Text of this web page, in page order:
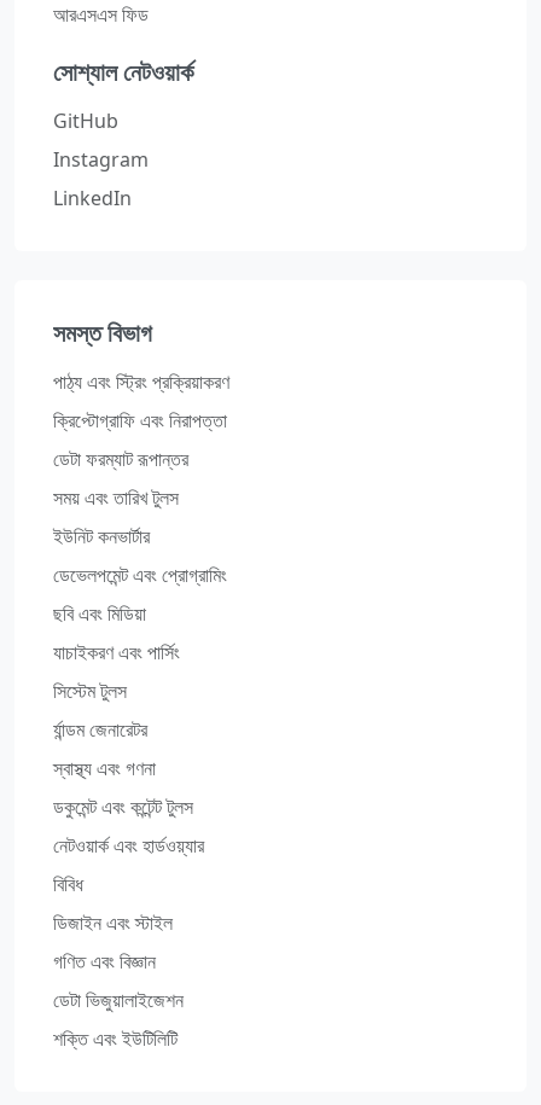
আরএসএস ফিড
সোশ্যাল নেটওয়ার্ক
GitHub
Instagram
LinkedIn
সমস্ত বিভাগ
পাঠ্য এবং স্ট্রিং প্রক্রিয়াকরণ
ক্রিপ্টোগ্রাফি এবং নিরাপত্তা
ডেটা ফরম্যাট রূপান্তর
সময় এবং তারিখ টুলস
ইউনিট কনভার্টার
ডেভেলপমেন্ট এবং প্রোগ্রামিং
ছবি এবং মিডিয়া
যাচাইকরণ এবং পার্সিং
সিস্টেম টুলস
র্যান্ডম জেনারেটর
স্বাস্থ্য এবং গণনা
ডকুমেন্ট এবং কন্টেন্ট টুলস
নেটওয়ার্ক এবং হার্ডওয়্যার
বিবিধ
ডিজাইন এবং স্টাইল
গণিত এবং বিজ্ঞান
ডেটা ভিজুয়ালাইজেশন
শক্তি এবং ইউটিলিটি